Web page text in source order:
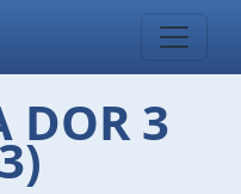
DOR 3